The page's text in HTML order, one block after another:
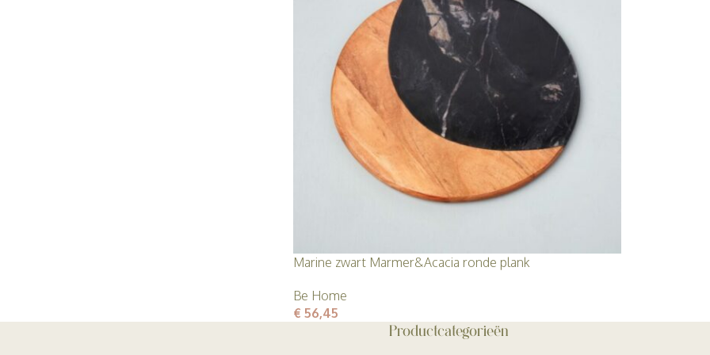
Marine zwart Marmer&Acacia ronde plank
Be Home
€ 56,45
Productcategorieën